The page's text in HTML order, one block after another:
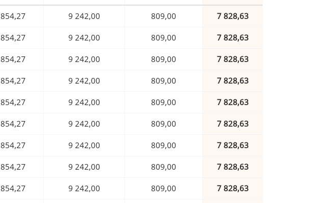
854,27 9 242,00 809,00 7 828,63
854,27 9 242,00 809,00 7 828,63
854,27 9 242,00 809,00 7 828,63
854,27 9 242,00 809,00 7 828,63
854,27 9 242,00 809,00 7 828,63
854,27 9 242,00 809,00 7 828,63
854,27 9 242,00 809,00 7 828,63
854,27 9 242,00 809,00 7 828,63
854,27 9 242,00 809,00 7 828,63